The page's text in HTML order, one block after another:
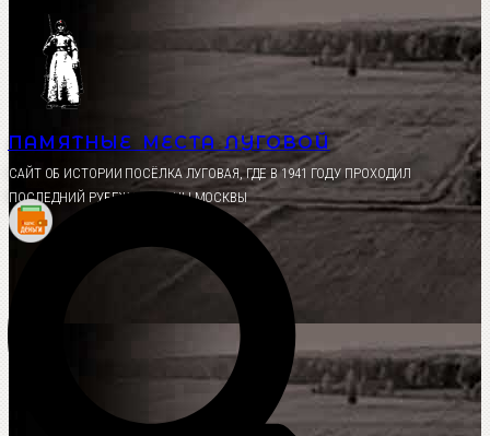
Перейти
содержимому
ПАМЯТНЫЕ МЕСТА ЛУГОВОЙ
CАЙТ ОБ ИСТОРИИ ПОСЁЛКА ЛУГОВАЯ, ГДЕ В 1941 ГОДУ ПРОХОДИЛ
ПОСЛЕДНИЙ РУБЕЖ ОБОРОНЫ МОСКВЫ